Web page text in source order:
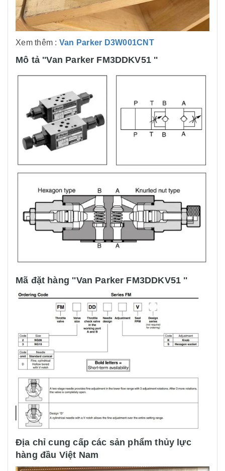
Xem thêm : Van Parker D3W001CNT
Mô tả ''Van Parker FM3DDKV51 ''
Mã đặt hàng ''Van Parker FM3DDKV51 ''
Địa chỉ cung cấp các sản phẩm thủy lực
hàng đầu Việt Nam